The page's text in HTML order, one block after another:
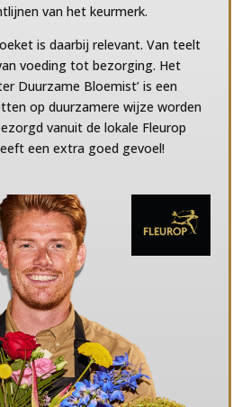
van het keurmerk.
is daarbij relevant. Van teelt
voeding tot bezorging. Het
Duurzame Bloemist’ is een
op duurzamere wijze worden
vanuit de lokale Fleurop
een extra goed gevoel!